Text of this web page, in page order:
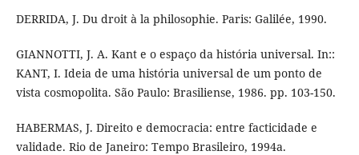
DERRIDA, J. Du droit à la philosophie. Paris: Galilée, 1990.
GIANNOTTI, J. A. Kant e o espaço da história universal. In::
KANT, I. Ideia de uma história universal de um ponto de
vista cosmopolita. São Paulo: Brasiliense, 1986. pp. 103-150.
HABERMAS, J. Direito e democracia: entre facticidade e
validade. Rio de Janeiro: Tempo Brasileiro, 1994a.